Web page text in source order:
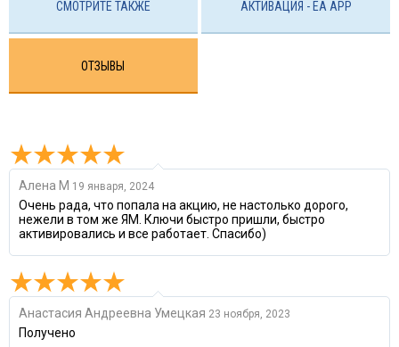
СМОТРИТЕ ТАКЖЕ АКТИВАЦИЯ - EA APP
ОТЗЫВЫ
Алена М 19 января, 2024
Очень рада, что попала на акцию, не настолько дорого,
нежели в том же ЯМ. Ключи быстро пришли, быстро
активировались и все работает. Спасибо)
Анастасия Андреевна Умецкая 23 ноября, 2023
Получено